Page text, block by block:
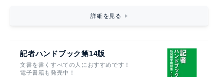
詳細を見る
記者ハンドブック第14版
文書を書くすべての人におすすめです！
電子書籍も発売中！